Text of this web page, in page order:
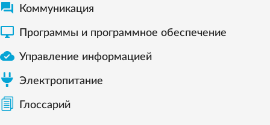
 Коммуникация
 Программы и программное обеспечение
 Управление информацией
Электропитание
Глоссарий